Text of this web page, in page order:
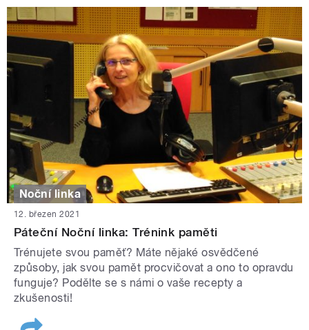
Noční linka
12. březen 2021
Páteční Noční linka: Trénink paměti
Trénujete svou paměť? Máte nějaké osvědčené
způsoby, jak svou pamět procvičovat a ono to opravdu
funguje? Podělte se s námi o vaše recepty a
zkušenosti!